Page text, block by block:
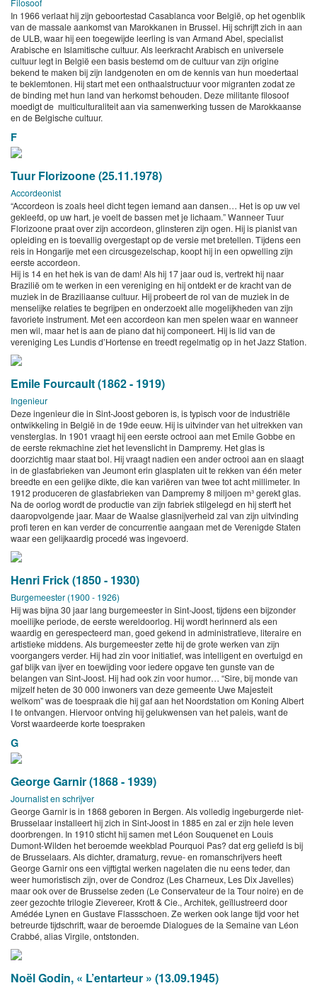
Filosoof
In 1966 verlaat hij zijn geboortestad Casablanca voor België, op het ogenblik
van de massale aankomst van Marokkanen in Brussel. Hij schrijft zich in aan
de ULB, waar hij een toegewijde leerling is van Armand Abel, specialist
Arabische en Islamitische cultuur. Als leerkracht Arabisch en universele
cultuur legt in België een basis bestemd om de cultuur van zijn origine
bekend te maken bij zijn landgenoten en om de kennis van hun moedertaal
te beklemtonen. Hij start met een onthaalstructuur voor migranten zodat ze
de binding met hun land van herkomst behouden. Deze militante filosoof
moedigt de multiculturaliteit aan via samenwerking tussen de Marokkaanse
en de Belgische cultuur.
F
Tuur Florizoone (25.11.1978)
Accordeonist
“Accordeon is zoals heel dicht tegen iemand aan dansen… Het is op uw vel
gekleefd, op uw hart, je voelt de bassen met je lichaam.” Wanneer Tuur
Florizoone praat over zijn accordeon, glinsteren zijn ogen. Hij is pianist van
opleiding en is toevallig overgestapt op de versie met bretellen. Tijdens een
reis in Hongarije met een circusgezelschap, koopt hij in een opwelling zijn
eerste accordeon.
Hij is 14 en het hek is van de dam! Als hij 17 jaar oud is, vertrekt hij naar
Brazilië om te werken in een vereniging en hij ontdekt er de kracht van de
muziek in de Braziliaanse cultuur. Hij probeert de rol van de muziek in de
menselijke relaties te begrijpen en onderzoekt alle mogelijkheden van zijn
favoriete instrument. Met een accordeon kan men spelen waar en wanneer
men wil, maar het is aan de piano dat hij componeert. Hij is lid van de
vereniging Les Lundis d’Hortense en treedt regelmatig op in het Jazz Station.
Emile Fourcault (1862 - 1919)
Ingenieur
Deze ingenieur die in Sint-Joost geboren is, is typisch voor de industriële
ontwikkeling in België in de 19de eeuw. Hij is uitvinder van het uitrekken van
vensterglas. In 1901 vraagt hij een eerste octrooi aan met Emile Gobbe en
de eerste rekmachine ziet het levenslicht in Dampremy. Het glas is
doorzichtig maar staat bol. Hij vraagt nadien een ander octrooi aan en slaagt
in de glasfabrieken van Jeumont erin glasplaten uit te rekken van één meter
breedte en een gelijke dikte, die kan variëren van twee tot acht millimeter. In
1912 produceren de glasfabrieken van Dampremy 8 miljoen m³ gerekt glas.
Na de oorlog wordt de productie van zijn fabriek stilgelegd en hij sterft het
daaropvolgende jaar. Maar de Waalse glasnijverheid zal van zijn uitvinding
profi teren en kan verder de concurrentie aangaan met de Verenigde Staten
waar een gelijkaardig procedé was ingevoerd.
Henri Frick (1850 - 1930)
Burgemeester (1900 - 1926)
Hij was bijna 30 jaar lang burgemeester in Sint-Joost, tijdens een bijzonder
moeilijke periode, de eerste wereldoorlog. Hij wordt herinnerd als een
waardig en gerespecteerd man, goed gekend in administratieve, literaire en
artistieke middens. Als burgemeester zette hij de grote werken van zijn
voorgangers verder. Hij had zin voor initiatief, was intelligent en overtuigd en
gaf blijk van ijver en toewijding voor iedere opgave ten gunste van de
belangen van Sint-Joost. Hij had ook zin voor humor… “Sire, bij monde van
mijzelf heten de 30 000 inwoners van deze gemeente Uwe Majesteit
welkom” was de toespraak die hij gaf aan het Noordstation om Koning Albert
I te ontvangen. Hiervoor ontving hij gelukwensen van het paleis, want de
Vorst waardeerde korte toespraken
G
George Garnir (1868 - 1939)
Journalist en schrijver
George Garnir is in 1868 geboren in Bergen. Als volledig ingeburgerde niet-
Brusselaar installeert hij zich in Sint-Joost in 1885 en zal er zijn hele leven
doorbrengen. In 1910 sticht hij samen met Léon Souquenet en Louis
Dumont-Wilden het beroemde weekblad Pourquoi Pas? dat erg geliefd is bij
de Brusselaars. Als dichter, dramaturg, revue- en romanschrijvers heeft
George Garnir ons een vijftigtal werken nagelaten die nu eens teder, dan
weer humoristisch zijn, over de Condroz (Les Charneux, Les Dix Javelles)
maar ook over de Brusselse zeden (Le Conservateur de la Tour noire) en de
zeer gezochte trilogie Zievereer, Krott & Cie., Architek, geïllustreerd door
Amédée Lynen en Gustave Flassschoen. Ze werken ook lange tijd voor het
betreurde tijdschrift, waar de beroemde Dialogues de la Semaine van Léon
Crabbé, alias Virgile, ontstonden.
Noël Godin, « L’entarteur » (13.09.1945)